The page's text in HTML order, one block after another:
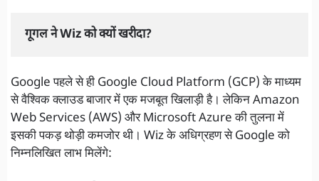
गूगल ने Wiz को क्यों खरीदा?
Google पहले से ही Google Cloud Platform (GCP) के माध्यम
से वैश्विक क्लाउड बाजार में एक मजबूत खिलाड़ी है। लेकिन Amazon
Web Services (AWS) और Microsoft Azure की तुलना में
इसकी पकड़ थोड़ी कमजोर थी। Wiz के अधिग्रहण से Google को
निम्नलिखित लाभ मिलेंगे: